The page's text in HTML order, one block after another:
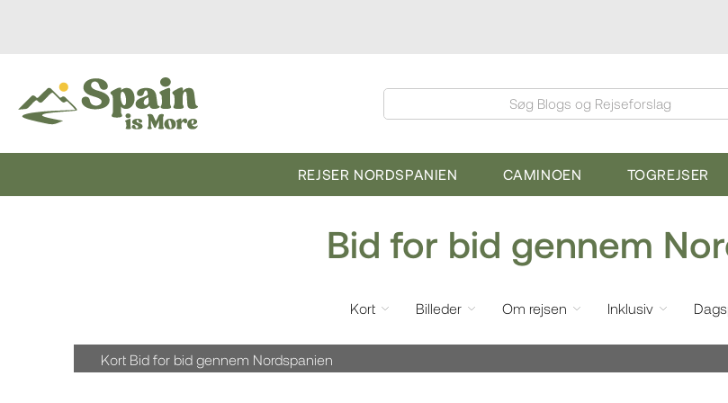
Søg Blogs og Rejseforslag
REJSER NORDSPANIEN CAMINOEN TOGREJSER
Bid for bid gennem
Kort Billeder Om rejsen Inklusiv
Kort Bid for bid gennem Nordspanien